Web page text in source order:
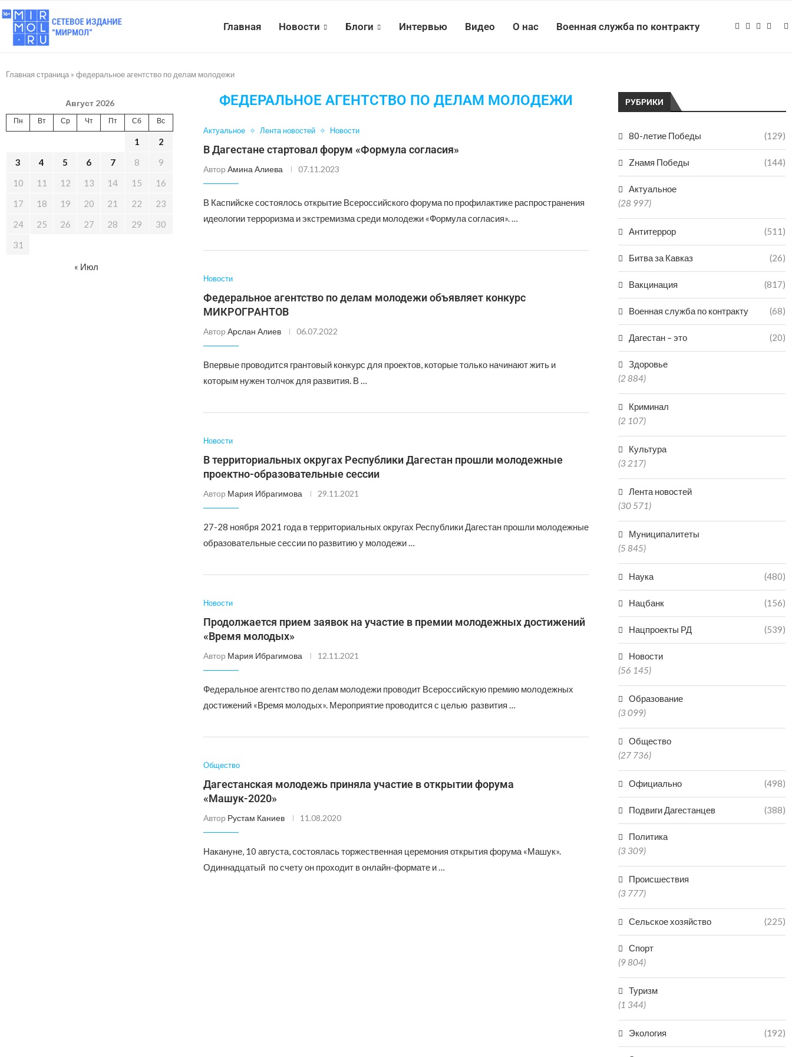
Главная Новости Блоги Интервью Видео О нас Военная служба по контракту
Главная страница » федеральное агентство по делам молодежи
ФЕДЕРАЛЬНОЕ АГЕНТСТВО ПО ДЕЛАМ МОЛОДЕЖИ
Актуальное Лента новостей Новости
В Дагестане стартовал форум «Формула согласия»
Автор Амина Алиева 07.11.2023
В Каспийске состоялось открытие Всероссийского форума по профилактике распространения
идеологии терроризма и экстремизма среди молодежи «Формула согласия». …
Новости
Федеральное агентство по делам молодежи объявляет конкурс
МИКРОГРАНТОВ
Автор Арслан Алиев 06.07.2022
Впервые проводится грантовый конкурс для проектов, которые только начинают жить и
которым нужен толчок для развития. В …
Новости
В территориальных округах Республики Дагестан прошли молодежные
проектно-образовательные сессии
Автор Мария Ибрагимова 29.11.2021
27-28 ноября 2021 года в территориальных округах Республики Дагестан прошли молодежные
образовательные сессии по развитию у молодежи …
Новости
Продолжается прием заявок на участие в премии молодежных достижений
«Время молодых»
Автор Мария Ибрагимова 12.11.2021
Федеральное агентство по делам молодежи проводит Всероссийскую премию молодежных
достижений «Время молодых». Мероприятие проводится с целью развития …
Общество
Дагестанская молодежь приняла участие в открытии форума
«Машук-2020»
Автор Рустам Каниев 11.08.2020
Накануне, 10 августа, состоялась торжественная церемония открытия форума «Машук».
Одиннадцатый по счету он проходит в онлайн-формате и …
РУБРИКИ
80-летие Победы (129)
Zнамя Победы (144)
Актуальное
(28 997)
Антитеррор (511)
Битва за Кавказ (26)
Вакцинация (817)
Военная служба по контракту (68)
Дагестан – это (20)
Здоровье
(2 884)
Криминал
(2 107)
Культура
(3 217)
Лента новостей
(30 571)
Муниципалитеты
(5 845)
Наука (480)
Нацбанк (156)
Нацпроекты РД (539)
Новости
(56 145)
Образование
(3 099)
Общество
(27 736)
Официально (498)
Подвиги Дагестанцев (388)
Политика
(3 309)
Происшествия
(3 777)
Сельское хозяйство (225)
Спорт
(9 804)
Туризм
(1 344)
Экология (192)
Август 2026
Пн Вт Ср Чт Пт Сб Вс
1
2
3
4 5 6 7 8
9
10
11 12 13 14 15
16
17
18 19 20 21 22
23
24
25 26 27 28 29
30
31
« Июл